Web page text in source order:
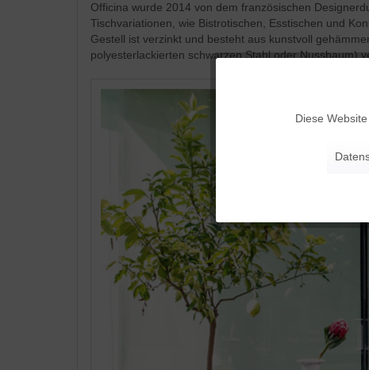
Officina wurde 2014 von dem französischen
Tischvariationen, wie Bistrotischen, Esstischen und
Gestell ist verzinkt und besteht aus kunstvoll
polyesterlackierten schwarzen Stahl oder Nussbaum)
Personalisierung
Service
Diese